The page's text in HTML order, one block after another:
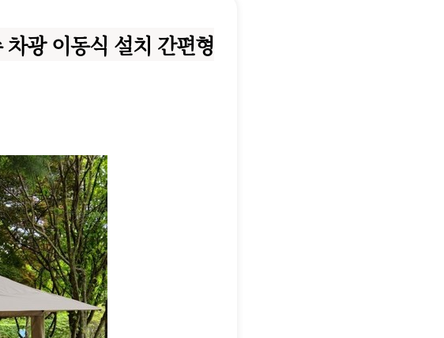
광 이동식 설치 간편형